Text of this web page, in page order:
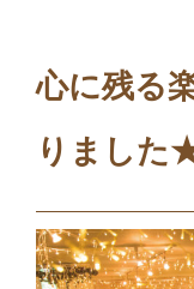
心に残る
りました